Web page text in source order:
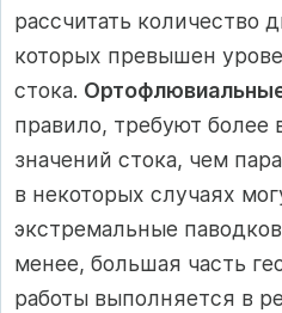
рассчитать количество
которых превышен
стока.
правило, требуют более
значений стока, чем
в некоторых случаях
экстремальные
менее, большая часть
работы выполняется в